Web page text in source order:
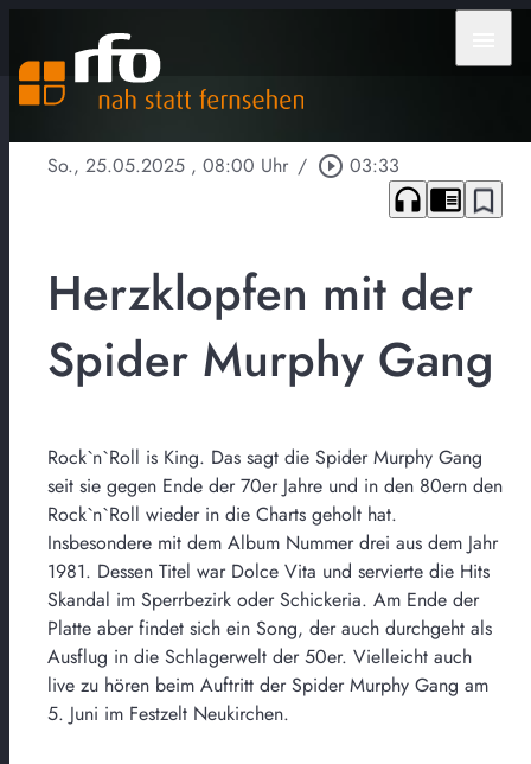
So., 25.05.2025 , 08:00 Uhr / play_circle_outline 03:33
headphones chrome_reader_mode bookmark_border
Herzklopfen mit der
Spider Murphy Gang
Rock`n`Roll is King. Das sagt die Spider Murphy Gang
seit sie gegen Ende der 70er Jahre und in den 80ern den
Rock`n`Roll wieder in die Charts geholt hat.
Insbesondere mit dem Album Nummer drei aus dem Jahr
1981. Dessen Titel war Dolce Vita und servierte die Hits
Skandal im Sperrbezirk oder Schickeria. Am Ende der
Platte aber findet sich ein Song, der auch durchgeht als
Ausflug in die Schlagerwelt der 50er. Vielleicht auch
live zu hören beim Auftritt der Spider Murphy Gang am
5. Juni im Festzelt Neukirchen.